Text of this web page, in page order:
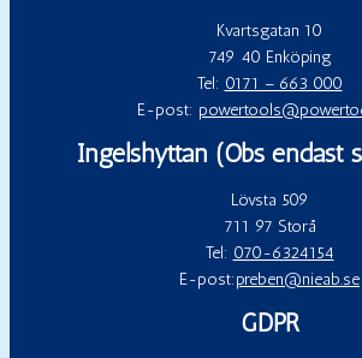
Kvartsgatan 10
749 40 Enköping
Tel: 0171 – 663 000
E-post:
Ingelshyttan (Obs endast
Lövsta 509
711 97 Storå
Tel: 070-6324154
E-post:preben@nieab.se
GDPR